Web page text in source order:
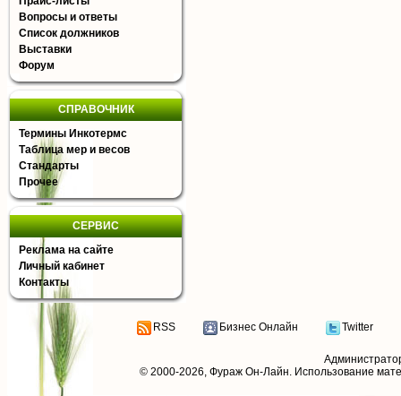
Вопросы и ответы
Список должников
Выставки
Форум
СПРАВОЧНИК
Термины Инкотермс
Таблица мер и весов
Стандарты
Прочее
СЕРВИС
Реклама на сайте
Личный кабинет
Контакты
RSS Бизнес Онлайн Twitter
© 2000-2026, Фураж Он-Лайн. Использование